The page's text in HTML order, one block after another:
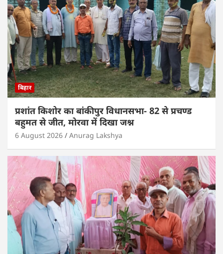
बिहार
प्रशांत किशोर का बांकीपुर विधानसभा- 82 से प्रचण्ड
बहुमत से जीत, मोरवा में दिखा जश्न
6 August 2026 Anurag Lakshya